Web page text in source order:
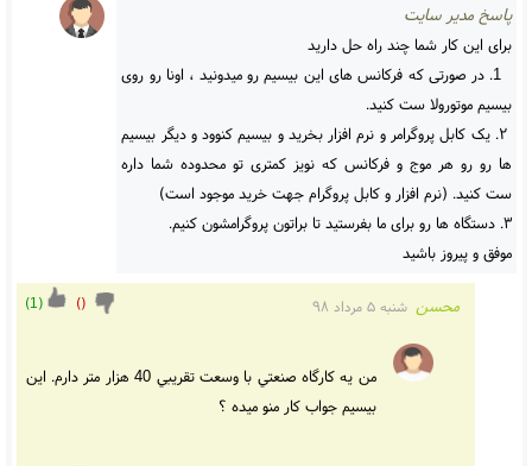
پاسخ مدیر سایت
برای این کار شما چند راه حل دارید
  1. در صورتی که فرکانس های این بیسیم رو میدونید ، اونا رو روی
بیسیم موتورولا ست کنید.
۲. یک کابل پروگرامر و نرم افزار بخرید و بیسیم کنوود و دیگر بیسیم
ها رو رو هر موج و فرکانس که نویز کمتری تو محدوده شما داره
ست کنید. (نرم افزار و کابل پروگرام جهت خرید موجود است)
۳. دستگاه ها رو برای ما بفرستید تا براتون پروگرامشون کنیم.
موفق و پیروز باشید
محسن شنبه ۵ مرداد ۹۸ (
1
) (
)
بيسيم جواب کار منو ميده ؟